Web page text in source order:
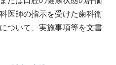
医師の指示を受けた歯科衛
ついて、実施事項等を文書